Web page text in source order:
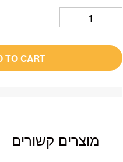
TO CART
מוצרים קשורים